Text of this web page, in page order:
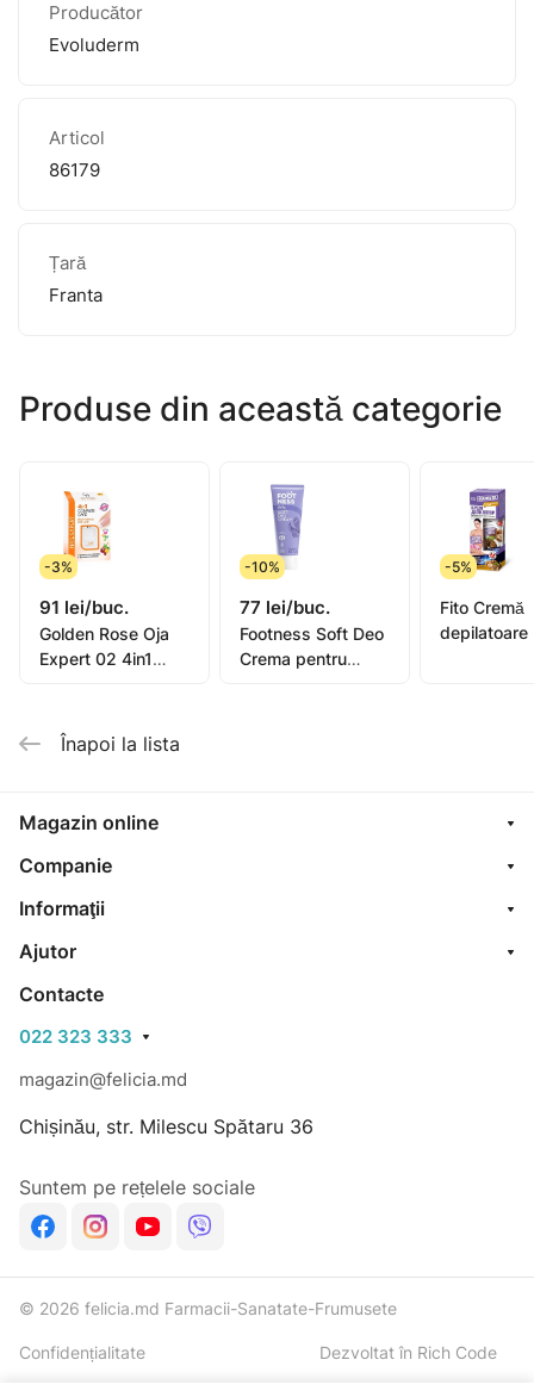
Producător
Evoluderm
Articol
86179
Țară
Franta
Produse din această categorie
-3%
91 lei/buc.
Golden Rose Oja
Expert 02 4in1
-10%
77 lei/buc.
Footness Soft Deo
Crema pentru
-5%
Fito Cremă
depilatoare
Înapoi la lista
Magazin online
Companie
Informaţii
Ajutor
Contacte
022 323 333
magazin@felicia.md
Chișinău, str. Milescu Spătaru 36
Suntem pe rețelele sociale
© 2026 felicia.md Farmacii-Sanatate-Frumusete
Confidențialitate Dezvoltat în Rich Code